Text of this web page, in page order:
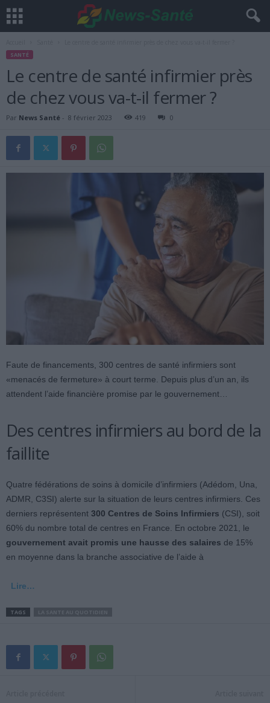
SANTÉ
Le centre de santé infirmier près
de chez vous va-t-il fermer ?
Par News Santé - 8 février 2023 419 0
Faute de financements, 300 centres de santé infirmiers sont
«menacés de fermeture» à court terme. Depuis plus d’un an, ils
attendent l’aide financière promise par le gouvernement…
Des centres infirmiers au bord de la
faillite
Quatre fédérations de soins à domicile d’infirmiers (Adédom, Una,
ADMR, C3SI) alerte sur la situation de leurs centres infirmiers. Ces
derniers représentent 300 Centres de Soins Infirmiers (CSI), soit
60% du nombre total de centres en France. En octobre 2021, le
gouvernement avait promis une hausse des salaires de 15%
en moyenne dans la branche associative de l’aide à
Lire…
TAGS